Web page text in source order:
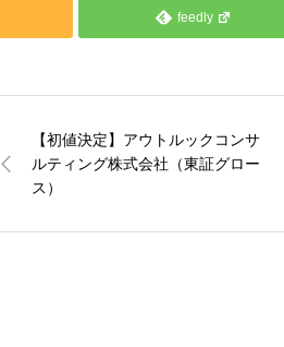
feedly
【初値決定】アウトルックコンサ
ルティング株式会社（東証グロー
ス）